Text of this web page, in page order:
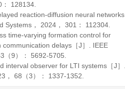
： 128134.
reaction-diffusion neural networks
Systems ， 2024 ， 301 ： 112304.
time-varying formation control for
delays［J］. IEEE
（9）： 5692-5705.
interval observer for LTI systems［J］.
， 68 （3）： 1337-1352.